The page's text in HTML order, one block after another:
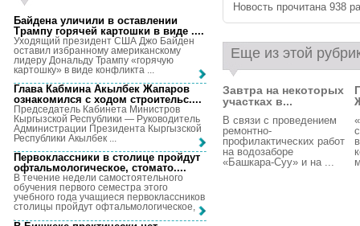
Новость прочитана 938
Еще из этой
Завтра на некоторых
участках в...
В связи с проведением
ремонтно-
профилактических работ
на водозаборе
«Башкара-Суу» и на ...
Байдена уличили в оставлении
Трампу горячей картошки в виде ....
Уходящий президент США Джо Байден
оставил избранному американскому
лидеру Дональду Трампу «горячую
картошку» в виде конфликта ...
Глава Кабмина Акылбек Жапаров
ознакомился с ходом строительс....
Председатель Кабинета Министров
Кыргызской Республики — Руководитель
Администрации Президента Кыргызской
Республики Акылбек ...
Первоклассники в столице пройдут
офтальмологическое, стомато....
В течение недели самостоятельного
обучения первого семестра этого
учебного года учащиеся первоклассников
столицы пройдут офтальмологическое, ...